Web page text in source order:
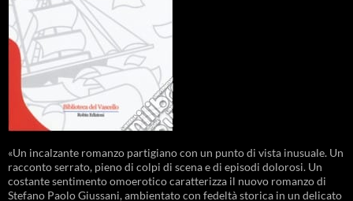
«Un incalzante romanzo partigiano con un punto di vista inusuale. Un
racconto serrato, pieno di colpi di scena e di episodi dolorosi. Un
costante sentimento omoerotico caratterizza il nuovo romanzo di
Stefano Paolo Giussani, ambientato con fedeltà storica in un delicato